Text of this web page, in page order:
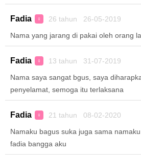
Fadia ♀ 26 tahun 26-05-2019
Nama yang jarang di pakai oleh orang
Fadia ♀ 13 tahun 31-07-2019
Nama saya sangat bgus, saya
penyelamat, semoga itu terlaksana
Fadia ♀ 21 tahun 08-02-2020
Namaku bagus suka juga sama
fadia bangga aku